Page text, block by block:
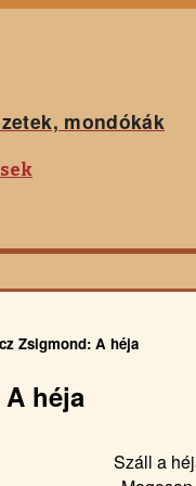
mondókák
Zsigmond: A héja
héja
Száll a